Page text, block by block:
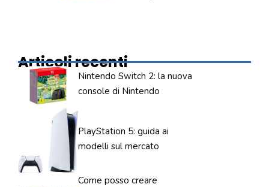
Articoli recenti
Nintendo Switch 2: la nuova
console di Nintendo
PlayStation 5: guida ai
modelli sul mercato
Come posso creare